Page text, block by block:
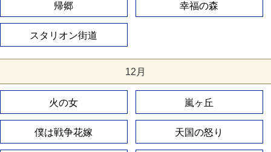
帰郷 幸福の森
スタリオン街道
12月
火の女 嵐ヶ丘
僕は戦争花嫁 天国の怒り